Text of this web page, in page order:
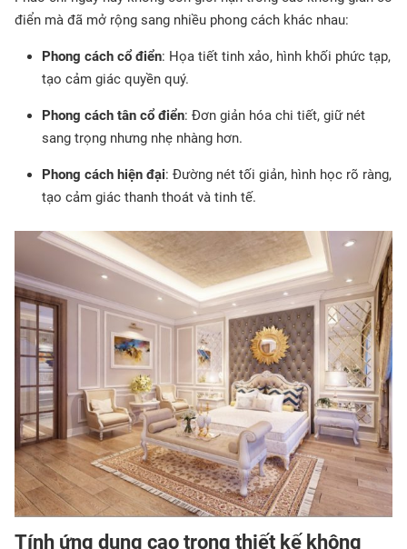
điển mà đã mở rộng sang nhiều phong cách khác nhau:
Phong cách cổ điển: Họa tiết tinh xảo, hình khối phức tạp,
tạo cảm giác quyền quý.
Phong cách tân cổ điển: Đơn giản hóa chi tiết, giữ nét
sang trọng nhưng nhẹ nhàng hơn.
Phong cách hiện đại: Đường nét tối giản, hình học rõ ràng,
tạo cảm giác thanh thoát và tinh tế.
Tính ứng dụng cao trong thiết kế không